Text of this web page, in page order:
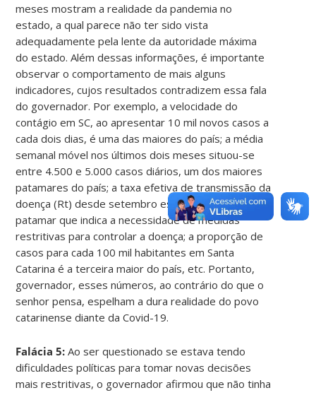
meses mostram a realidade da pandemia no
estado, a qual parece não ter sido vista
adequadamente pela lente da autoridade máxima
do estado. Além dessas informações, é importante
observar o comportamento de mais alguns
indicadores, cujos resultados contradizem essa fala
do governador. Por exemplo, a velocidade do
contágio em SC, ao apresentar 10 mil novos casos a
cada dois dias, é uma das maiores do país; a média
semanal móvel nos últimos dois meses situou-se
entre 4.500 e 5.000 casos diários, um dos maiores
patamares do país; a taxa efetiva de transmissão da
doença (Rt) desde setembro está acima de 1,
patamar que indica a necessidade de medidas
restritivas para controlar a doença; a proporção de
casos para cada 100 mil habitantes em Santa
Catarina é a terceira maior do país, etc. Portanto,
governador, esses números, ao contrário do que o
senhor pensa, espelham a dura realidade do povo
catarinense diante da Covid-19.
Falácia 5:Ao ser questionado se estava tendo
dificuldades políticas para tomar novas decisões
mais restritivas, o governador afirmou que não tinha